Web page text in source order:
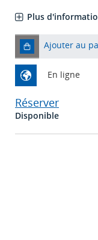
Plus
Ajouter au
En ligne
Réserver
Disponible